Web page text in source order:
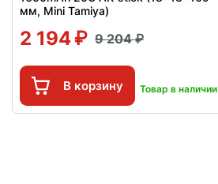
мм, Mini Tamiya)
2 194 9 204
В корзину Товар в наличии